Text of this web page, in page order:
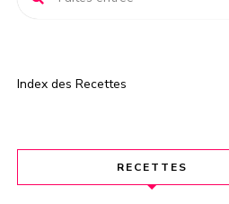
Index des Recettes
RECETTES